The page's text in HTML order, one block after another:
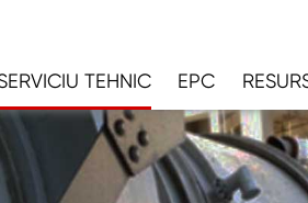
TEHNIC EPC